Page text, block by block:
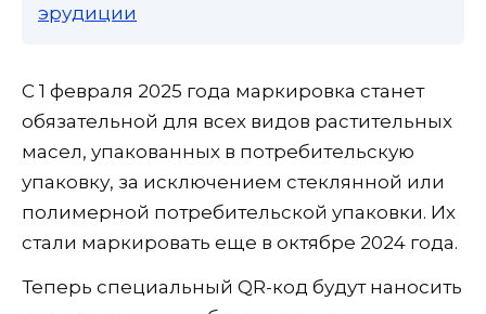
эрудиции
С 1 февраля 2025 года маркировка станет
обязательной для всех видов растительных
масел, упакованных в потребительскую
упаковку, за исключением стеклянной или
полимерной потребительской упаковки. Их
стали маркировать еще в октябре 2024 года.
Теперь специальный QR-код будут наносить